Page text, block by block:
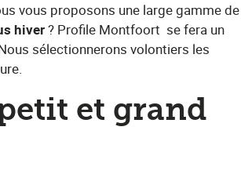
vous proposons une large gamme de
hiver​? Profile Montfoort ​ se fera un
sélectionnerons volontiers les
et grand